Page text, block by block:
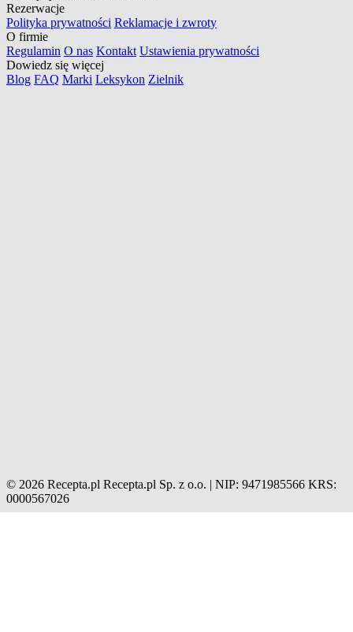
Rezerwacje
Polityka prywatności Reklamacje i zwroty
O firmie
Regulamin O nas Kontakt Ustawienia prywatności
Dowiedz się więcej
Blog FAQ Marki Leksykon Zielnik
© 2026 Recepta.pl Recepta.pl Sp. z o.o. | NIP: 9471985566 KRS:
0000567026